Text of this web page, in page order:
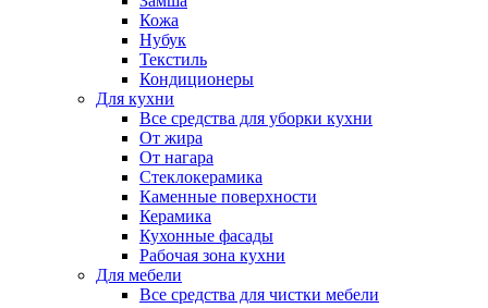
Кожа
Нубук
Текстиль
Кондиционеры
Для кухни
Все средства для уборки кухни
От жира
От нагара
Стеклокерамика
Каменные поверхности
Керамика
Кухонные фасады
Рабочая зона кухни
Для мебели
Все средства для чистки мебели